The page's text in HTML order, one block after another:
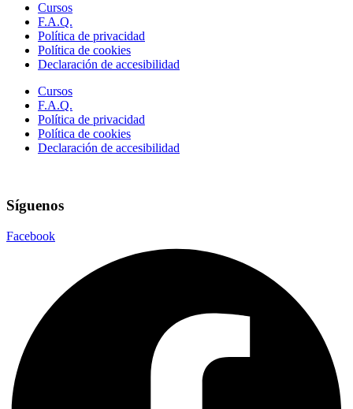
Cursos
F.A.Q.
Política de privacidad
Política de cookies
Declaración de accesibilidad
Cursos
F.A.Q.
Política de privacidad
Política de cookies
Declaración de accesibilidad
Síguenos
Facebook